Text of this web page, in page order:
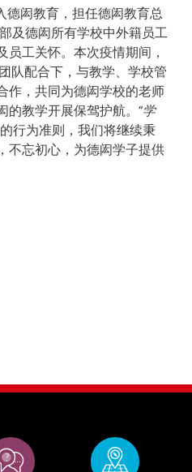
德闳教育，担任德闳教育总
及德闳所有学校中外籍员工
员工关怀。本次疫情期间，
队配合下，与教学、学校管
作，共同为德闳学校的老师
的教学开展保驾护航。“学
行为准则，我们将继续秉
不忘初心，为德闳学子提供